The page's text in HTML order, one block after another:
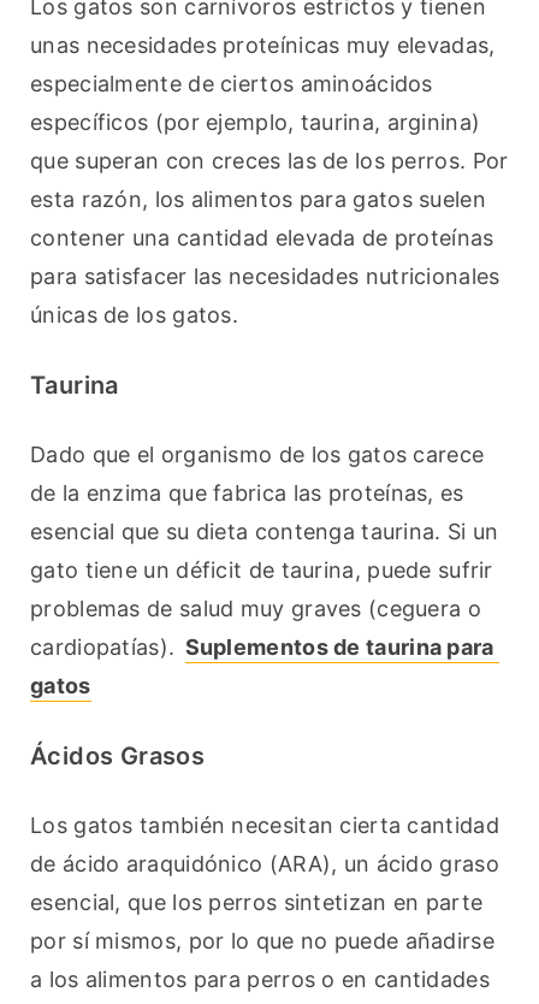
Los gatos son carnívoros estrictos y tienen
unas necesidades proteínicas muy elevadas,
especialmente de ciertos aminoácidos
específicos (por ejemplo, taurina, arginina)
que superan con creces las de los perros. Por
esta razón, los alimentos para gatos suelen
contener una cantidad elevada de proteínas
para satisfacer las necesidades nutricionales
únicas de los gatos.
Taurina
Dado que el organismo de los gatos carece
de la enzima que fabrica las proteínas, es
esencial que su dieta contenga taurina. Si un
gato tiene un déficit de taurina, puede sufrir
problemas de salud muy graves (ceguera o
cardiopatías). Suplementos de taurina para
gatos
Ácidos Grasos
Los gatos también necesitan cierta cantidad
de ácido araquidónico (ARA), un ácido graso
esencial, que los perros sintetizan en parte
por sí mismos, por lo que no puede añadirse
a los alimentos para perros o en cantidades